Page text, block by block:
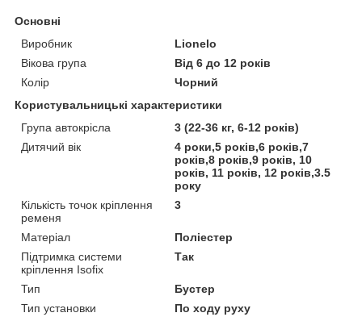
Основні
Виробник
Lionelo
Вікова група
Від 6 до 12 років
Колір
Чорний
Користувальницькі характеристики
Група автокрісла
3 (22-36 кг, 6-12 років)
Дитячий вік
4 роки,5 років,6 років,7
років,8 років,9 років, 10
років, 11 років, 12 років,3.5
року
Кількість точок кріплення
ременя
3
Матеріал
Поліестер
Підтримка системи
кріплення Isofix
Так
Тип
Бустер
Тип установки
По ходу руху